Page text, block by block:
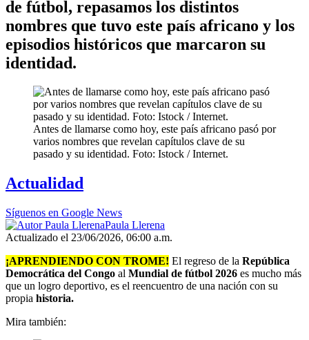
de fútbol, repasamos los distintos
nombres que tuvo este país africano y los
episodios históricos que marcaron su
identidad.
Antes de llamarse como hoy, este país africano pasó por
varios nombres que revelan capítulos clave de su
pasado y su identidad. Foto: Istock / Internet.
Actualidad
Síguenos en Google News
Paula Llerena
Actualizado el 23/06/2026, 06:00 a.m.
¡APRENDIENDO CON TROME! El regreso de la República
Democrática del Congo al Mundial de fútbol 2026 es mucho más
que un logro deportivo, es el reencuentro de una nación con su
propia historia.
Mira también: